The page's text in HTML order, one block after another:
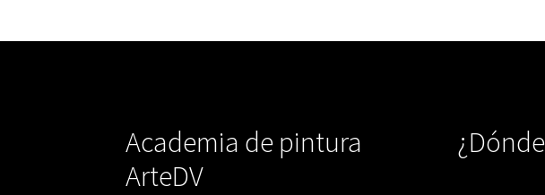
Academia de pintura
ArteDV